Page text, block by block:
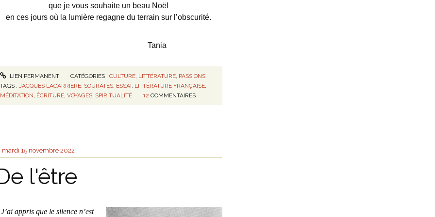
que je vous souhaite un beau Noël
en ces jours où la lumière regagne du terrain sur l’obscurité.
Tania
LIEN PERMANENT CATÉGORIES :CULTURE, LITTÉRATURE, PASSIONS
TAGS : JACQUES LACARRIÈRE, SOURATES, ESSAI, LITTÉRATURE FRANÇAISE,
MÉDITATION, ÉCRITURE, VOYAGES, SPIRITUALITÉ 12 COMMENTAIRES
mardi 15 novembre 2022
l'être
appris que le silence n’est